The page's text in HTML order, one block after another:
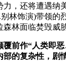
，还将遭遇纳
林饰演)带领的
林面临焚毁威胁
前作“人类即
部的复杂性，剧